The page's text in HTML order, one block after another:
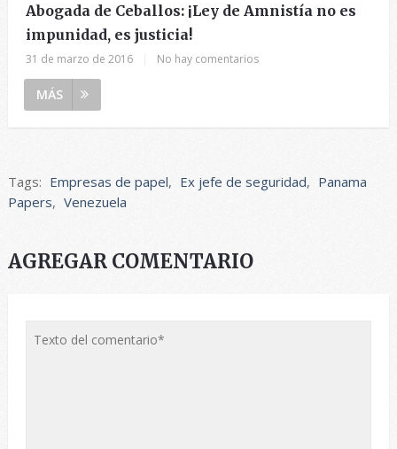
Abogada de Ceballos: ¡Ley de Amnistía no es
impunidad, es justicia!
31 de marzo de 2016 No hay comentarios
MÁS
Tags: Empresas de papel, Ex jefe de seguridad, Panama
Papers, Venezuela
AGREGAR COMENTARIO